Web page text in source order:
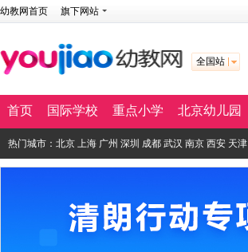
幼教网首页 旗下网站
全国站
首页 国际学校 重点小学 北京幼儿园
热门城市： 北京 上海 广州 深圳 成都 武汉 南京 西安 天津